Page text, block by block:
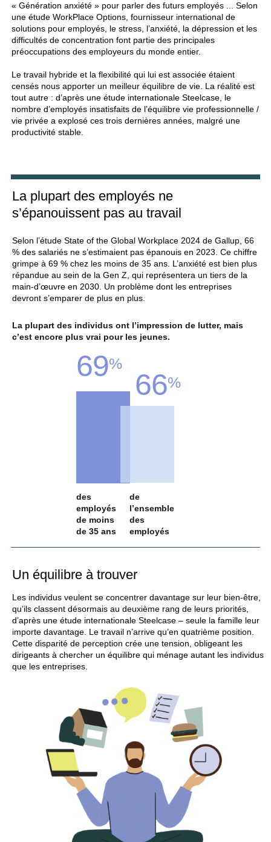
« Génération anxiété » pour parler des futurs employés ... Selon
une étude WorkPlace Options, fournisseur international de
solutions pour employés, le stress, l’anxiété, la dépression et les
difficultés de concentration font partie des principales
préoccupations des employeurs du monde entier.
Le travail hybride et la flexibilité qui lui est associée étaient
censés nous apporter un meilleur équilibre de vie. La réalité est
tout autre : d’après une étude internationale Steelcase, le
nombre d’employés insatisfaits de l’équilibre vie professionnelle /
vie privée a explosé ces trois dernières années, malgré une
productivité stable.
La plupart des individus ont l’impression de lutter, mais
c’est encore plus vrai pour les jeunes.
Les individus veulent se concentrer davantage sur leur bien-être,
qu’ils classent désormais au deuxième rang de leurs priorités,
d’après une étude internationale Steelcase – seule la famille leur
importe davantage. Le travail n’arrive qu’en quatrième position.
Cette disparité de perception crée une tension, obligeant les
dirigeants à chercher un équilibre qui ménage autant les individus
que les entreprises.
Un équilibre à trouver
66%
La plupart des employés ne
s’épanouissent pas au travail
Selon l’étude State of the Global Workplace 2024 de Gallup, 66
% des salariés ne s’estimaient pas épanouis en 2023. Ce chiffre
grimpe à 69 % chez les moins de 35 ans. L’anxiété est bien plus
répandue au sein de la Gen Z, qui représentera un tiers de la
main-d’œuvre en 2030. Un problème dont les entreprises
devront s’emparer de plus en plus.
des
employés
de moins
de 35 ans
de
l’ensemble
des
employés
69%